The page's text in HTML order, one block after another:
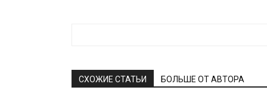
СХОЖИЕ СТАТЬИ БОЛЬШЕ ОТ АВТОРА